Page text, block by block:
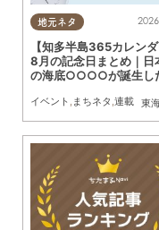
地元ネタ
【知多半島365カレンダ
8月の記念日まとめ｜日
の海底○○○○が誕生し
イベント まちネタ 連載